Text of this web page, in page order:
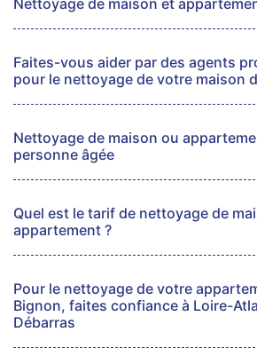
Nettoyage de maison et
Faites-vous aider par des agents
pour le nettoyage de votre maison
Nettoyage de maison ou
personne âgée
Quel est le tarif de nettoyage de
appartement ?
Pour le nettoyage de votre
Bignon, faites confiance à Loire-
Débarras